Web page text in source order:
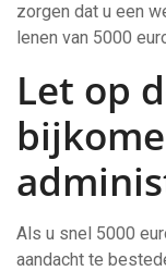
zorgen dat u een
lenen van 5000
Let op
Als u snel 5000
aandacht te